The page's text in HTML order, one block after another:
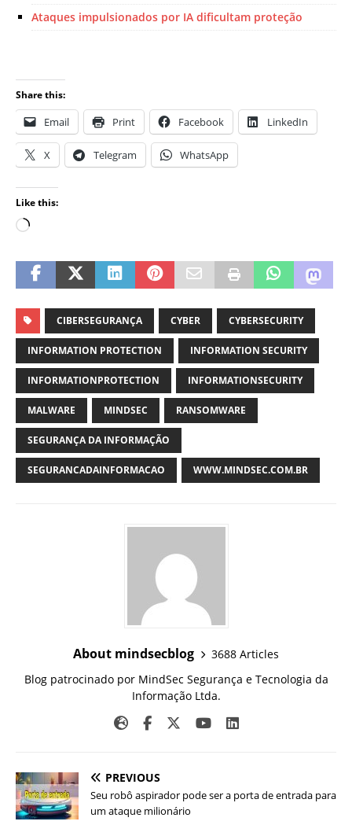
Ataques impulsionados por IA dificultam proteção
Share this:
Email Print Facebook LinkedIn
X Telegram WhatsApp
Like this:
CIBERSEGURANÇA CYBER CYBERSECURITY
INFORMATION PROTECTION INFORMATION SECURITY
INFORMATIONPROTECTION INFORMATIONSECURITY
MALWARE MINDSEC RANSOMWARE
SEGURANÇA DA INFORMAÇÃO
SEGURANCADAINFORMACAO WWW.MINDSEC.COM.BR
About mindsecblog
3688 Articles
Blog patrocinado por MindSec Segurança e Tecnologia da
Informação Ltda.
PREVIOUS
Seu robô aspirador pode ser a porta de entrada para
um ataque milionário